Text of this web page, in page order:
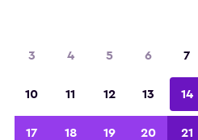
3 4 5 6 7
10 11 12 13 14
17 18 19 20 21